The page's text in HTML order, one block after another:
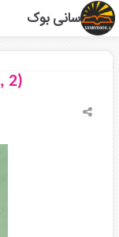
سانی بوک
2)